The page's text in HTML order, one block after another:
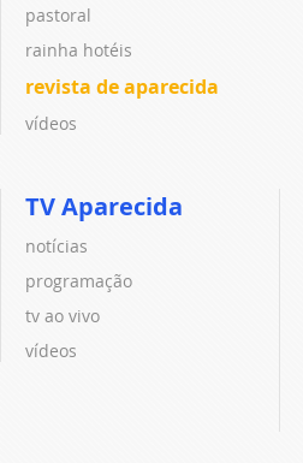
pastoral
rainha hotéis
revista de aparecida
vídeos
TV Aparecida
notícias
programação
tv ao vivo
vídeos